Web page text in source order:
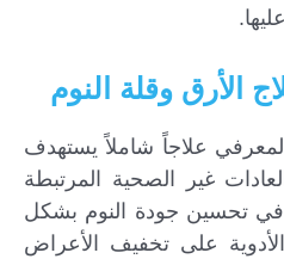
الأرق وقلة النوم
علاجاً شاملاً يستهدف
غير الصحية المرتبطة
في تحسين جودة النوم بشكل
على تخفيف الأعراض